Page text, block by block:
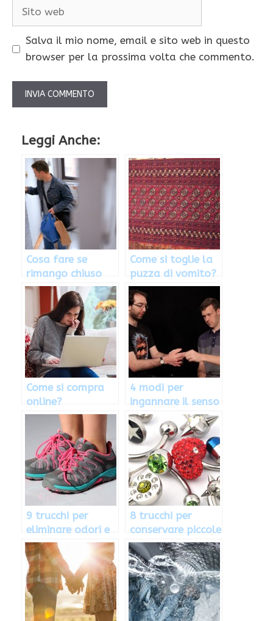
Sito
Salva il mio nome, email e sito web in questo
browser per la prossima volta che commento.
Leggi Anche:
Cosa fare se
rimango chiuso
fuori casa
Come si toglie la
puzza di vomito?
Come si compra
online?
4 modi per
ingannare il senso
del tatto
9 trucchi per
eliminare odori e
problemi dai
vestiti
8 trucchi per
conservare piccole
cose